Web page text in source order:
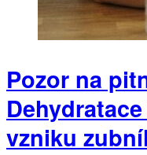
Pozor na
vzniku